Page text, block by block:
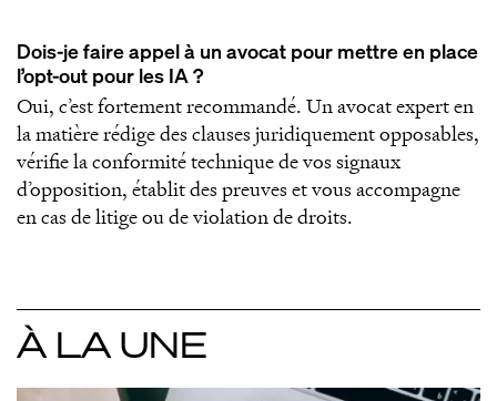
Dois-je faire appel à un avocat pour mettre en place
l’opt-out pour les IA ?
Oui, c’est fortement recommandé. Un avocat expert en
la matière rédige des clauses juridiquement opposables,
vérifie la conformité technique de vos signaux
d’opposition, établit des preuves et vous accompagne
en cas de litige ou de violation de droits.
À LA UNE